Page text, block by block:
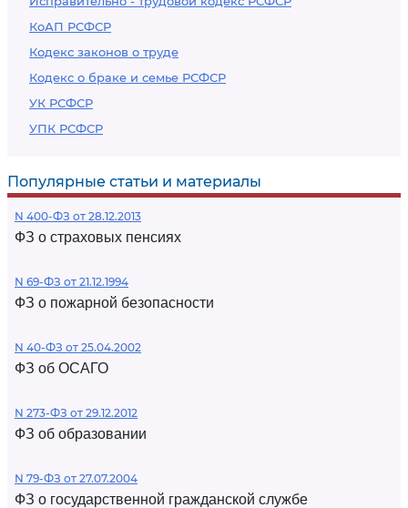
КоАП РСФСР
Кодекс законов о труде
Кодекс о браке и семье РСФСР
УК РСФСР
УПК РСФСР
Популярные статьи и материалы
N 400-ФЗ от 28.12.2013
ФЗ о страховых пенсиях
N 69-ФЗ от 21.12.1994
ФЗ о пожарной безопасности
N 40-ФЗ от 25.04.2002
ФЗ об ОСАГО
N 273-ФЗ от 29.12.2012
ФЗ об образовании
N 79-ФЗ от 27.07.2004
ФЗ о государственной гражданской службе